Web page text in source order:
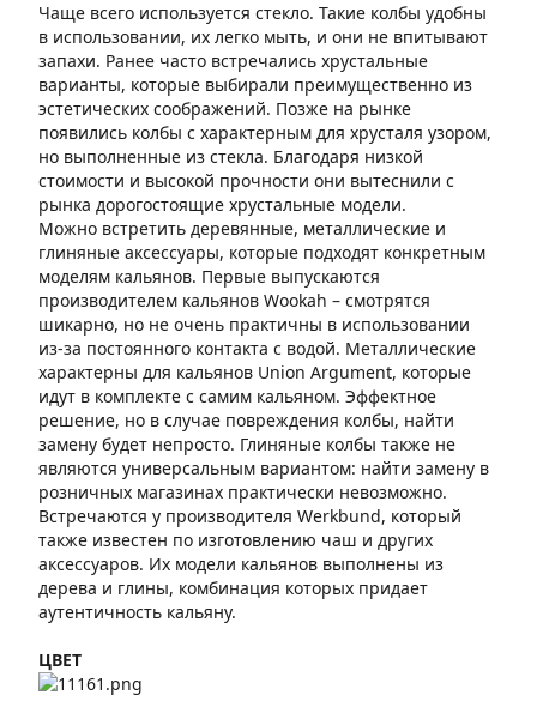
Чаще всего используется стекло. Такие колбы удобны
в использовании, их легко мыть, и они не впитывают
запахи. Ранее часто встречались хрустальные
варианты, которые выбирали преимущественно из
эстетических соображений. Позже на рынке
появились колбы с характерным для хрусталя узором,
но выполненные из стекла. Благодаря низкой
стоимости и высокой прочности они вытеснили с
рынка дорогостоящие хрустальные модели.
Можно встретить деревянные, металлические и
глиняные аксессуары, которые подходят конкретным
моделям кальянов. Первые выпускаются
производителем кальянов Wookah – смотрятся
шикарно, но не очень практичны в использовании
из-за постоянного контакта с водой. Металлические
характерны для кальянов Union Argument, которые
идут в комплекте с самим кальяном. Эффектное
решение, но в случае повреждения колбы, найти
замену будет непросто. Глиняные колбы также не
являются универсальным вариантом: найти замену в
розничных магазинах практически невозможно.
Встречаются у производителя Werkbund, который
также известен по изготовлению чаш и других
аксессуаров. Их модели кальянов выполнены из
дерева и глины, комбинация которых придает
аутентичность кальяну.
ЦВЕТ